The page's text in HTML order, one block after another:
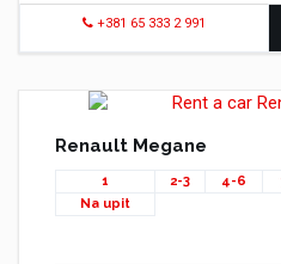
+381 65 333 2 991
Renault Megane
1 2-3 4-6
Na upit